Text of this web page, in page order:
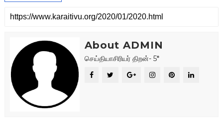
About ADMIN
செய்தியாசிரியர் திறன்- 5*